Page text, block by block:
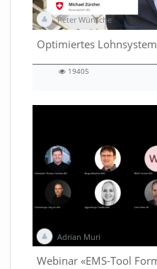
Peter Wünsche
Optimiertes Lohnsystem
00:56 duration
19405
Adrian Muri
40:34 duration